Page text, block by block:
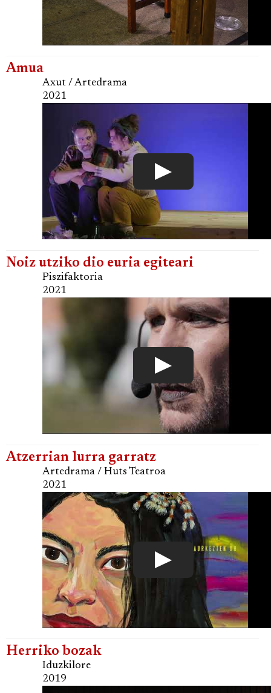
Amua
Axut / Artedrama
2021
Noiz utziko dio euria egiteari
Piszifaktoria
2021
Atzerrian lurra garratz
Artedrama / Huts Teatroa
2021
Herriko bozak
Iduzkilore
2019